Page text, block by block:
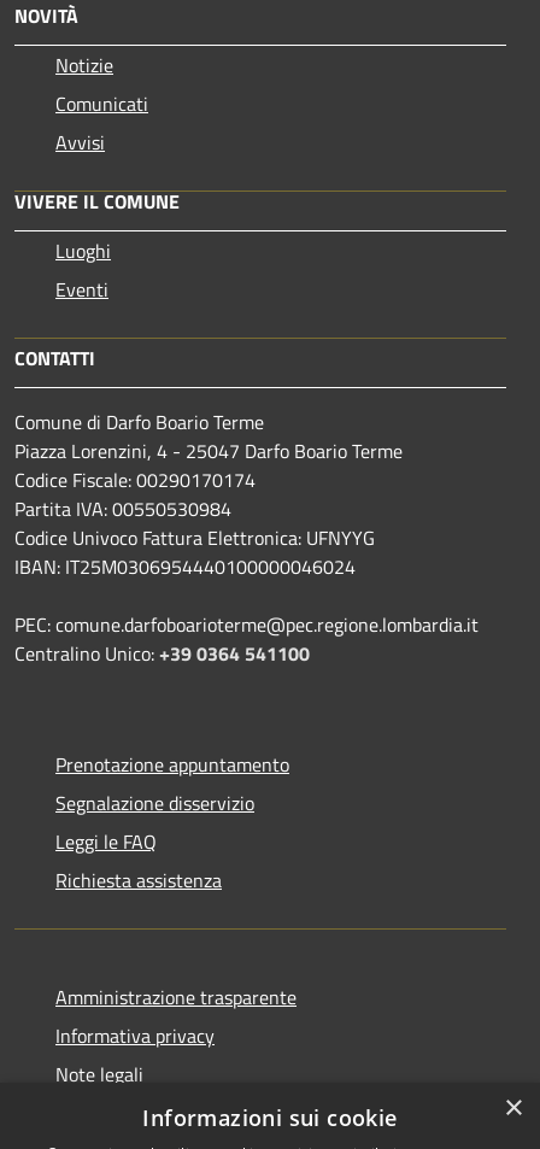
NOVITÀ
Notizie
Comunicati
Avvisi
VIVERE IL COMUNE
Luoghi
Eventi
CONTATTI
Comune di Darfo Boario Terme
Piazza Lorenzini, 4 - 25047 Darfo Boario Terme
Codice Fiscale: 00290170174
Partita IVA: 00550530984
Codice Univoco Fattura Elettronica: UFNYYG
IBAN: IT25M0306954440100000046024
PEC: comune.darfoboarioterme@pec.regione.lombardia.it
Centralino Unico:+39 0364 541100
Prenotazione appuntamento
Segnalazione disservizio
Leggi le FAQ
Richiesta assistenza
Amministrazione trasparente
Informativa privacy
Note legali
Dichiarazione di accessibilità
×
Informazioni sui cookie